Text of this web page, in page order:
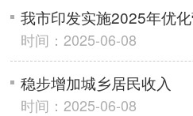
我市印发实施2025年优
时间：2025-06-08
稳步增加城乡居民收入
时间：2025-06-08